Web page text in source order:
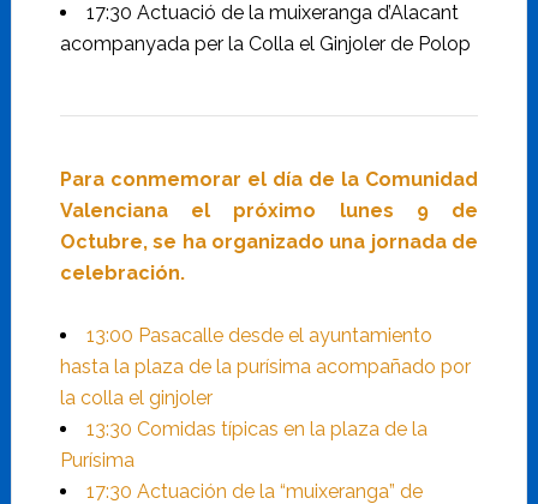
17:30 Actuació de la muixeranga d’Alacant
acompanyada per la Colla el Ginjoler de Polop
Para conmemorar el día de la Comunidad
Valenciana el próximo lunes 9 de
Octubre, se ha organizado una jornada de
celebración.
13:00 Pasacalle desde el ayuntamiento
hasta la plaza de la purísima acompañado por
la colla el ginjoler
13:30 Comidas típicas en la plaza de la
Purísima
17:30 Actuación de la “muixeranga” de